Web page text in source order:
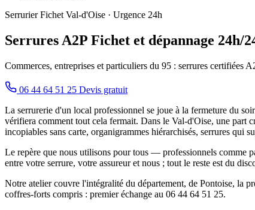
Serrurier Fichet Val-d'Oise · Urgence 24h
Serrures A2P Fichet et dépannage 24h/
Commerces, entreprises et particuliers du 95 : serrures certifiées
06 44 64 51 25 Devis gratuit
La serrurerie d'un local professionnel se joue à la fermeture du
vérifiera comment tout cela fermait. Dans le Val-d'Oise, une part
incopiables sans carte, organigrammes hiérarchisés, serrures qui
Le repère que nous utilisons pour tous — professionnels comme
entre votre serrure, votre assureur et nous ; tout le reste est du
Notre atelier couvre l'intégralité du département, de Pontoise, la
coffres-forts compris : premier échange au 06 44 64 51 25.